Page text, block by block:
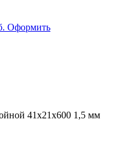
Оформить
41х21х600 1,5 мм